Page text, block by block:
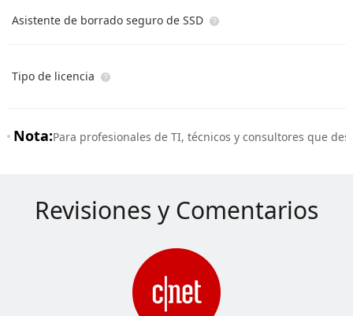
Asistente de borrado seguro de SSD
Tipo de licencia
Nota:Para profesionales de TI, técnicos y consultores que
Revisiones y Comentarios